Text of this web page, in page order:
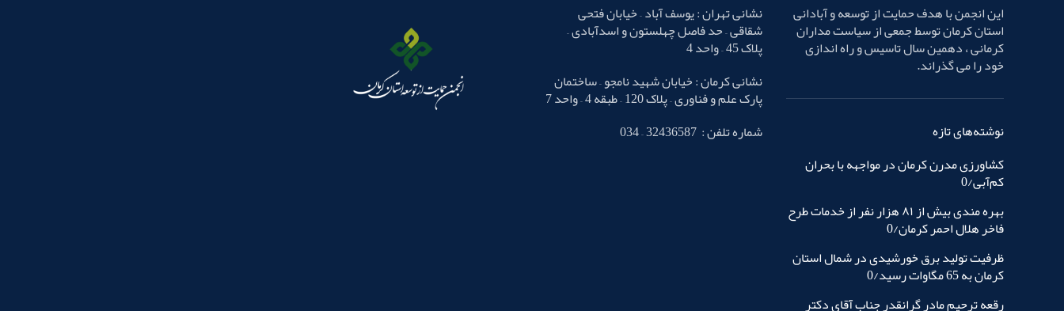
این انجمن با هدف حمایت از توسعه و آبادانی
استان کرمان توسط جمعی از سیاست مداران
کرمانی ، دهمین سال تاسیس و راه اندازی
خود را می گذراند.
نوشته‌های تازه
کشاورزی مدرن کرمان در مواجهه با بحران
کم‌آبی/0
بهره مندی بیش از ٨١ هزار نفر از خدمات طرح
فاخر هلال احمر کرمان/0
ظرفیت تولید برق خورشیدی در شمال استان
کرمان به 65 مگاوات رسید/0
رقعه ترحیم مادر گرانقدر جناب آقای دکتر
نشانی تهران : یوسف آباد – خیابان فتحی
شقاقی – حد فاصل چهلستون و اسدآبادی –
پلاک 45 – واحد 4
نشانی کرمان : خیابان شهید نامجو – ساختمان
پارک علم و فناوری – پلاک 120 – طبقه 4 – واحد 7
شماره تلفن : 32436587 – 034